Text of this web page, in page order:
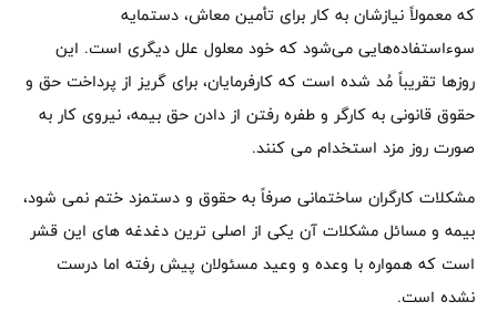
که معمولاً نیازشان به کار برای تأمین معاش، دستمایه
سوءاستفاده‌هایی می‌شود که خود معلول علل دیگری است. این
روزها تقریباً مُد شده است که کارفرمایان، برای گریز از پرداخت حق و
حقوق قانونی به کارگر و طفره رفتن از دادن حق بیمه، نیروی کار به
صورت روز مزد استخدام می کنند.
مشکلات کارگران ساختمانی صرفاً به حقوق و دستمزد ختم نمی شود،
بیمه و مسائل مشکلات آن یکی از اصلی ترین دغدغه های این قشر
است که همواره با وعده و وعید مسئولان پیش رفته اما درست
نشده است.